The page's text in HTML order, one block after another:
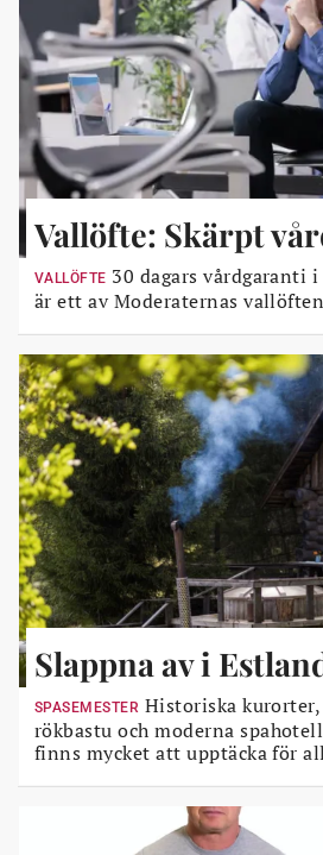
Vallöfte: Skärpt
VALLÖFTE 30 dagars vårdgaranti
är ett av Moderaternas
Slappna av i
SPASEMESTER Historiska
rökbastu och moderna
finns mycket att upptäcka för